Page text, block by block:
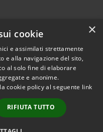
Copyright © 2026 • Comune di
Municipium•
Accesso
redazione
×
cookie
e assimilati strettamente
e alla navigazione del sito,
al solo fine di elaborare
e anonime.
cookie policy al seguente link
RIFIUTA TUTTO